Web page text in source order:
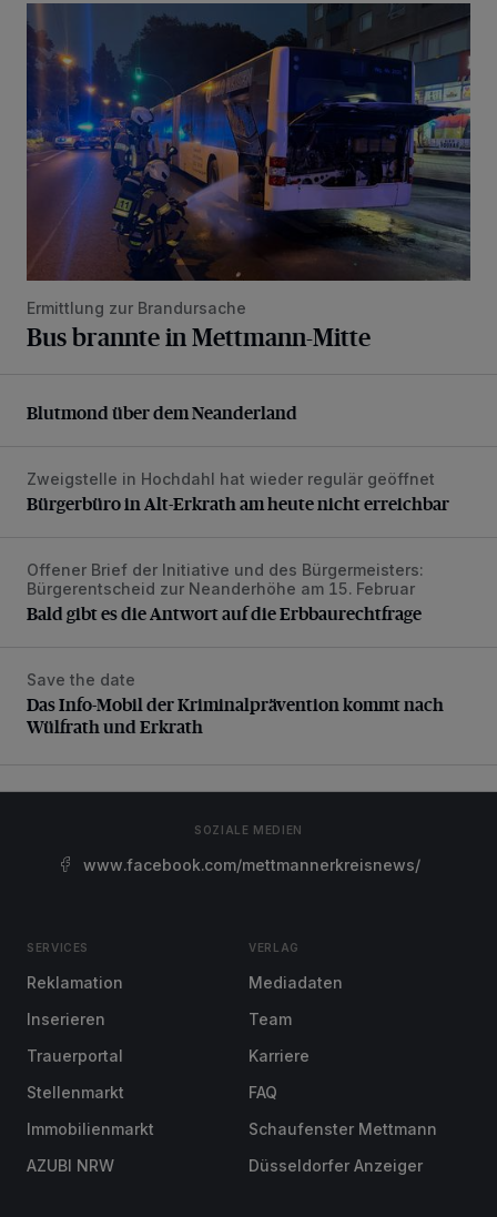
Bus brannte in Mettmann-Mitte
Ermittlung zur Brandursache
Bus brannte in Mettmann-Mitte
Blutmond über dem Neanderland
Blutmond über dem Neanderland
Bürgerbüro in Alt-Erkrath am heute nicht erreichbar
Zweigstelle in Hochdahl hat wieder regulär geöffnet
Bürgerbüro in Alt-Erkrath am heute nicht erreichbar
Bald gibt es die Antwort auf die Erbbaurechtfrage
Offener Brief der Initiative und des Bürgermeisters:
Bürgerentscheid zur Neanderhöhe am 15. Februar
Bald gibt es die Antwort auf die Erbbaurechtfrage
Das Info-Mobil der Kriminalprävention kommt nach
Save the date
Das Info-Mobil der Kriminalprävention kommt nach
Wülfrath und Erkrath
SOZIALE MEDIEN
www.facebook.com/mettmannerkreisnews/
SERVICES
Reklamation
Inserieren
Trauerportal
Stellenmarkt
Immobilienmarkt
AZUBI NRW
VERLAG
Mediadaten
Team
Karriere
FAQ
Schaufenster Mettmann
Düsseldorfer Anzeiger